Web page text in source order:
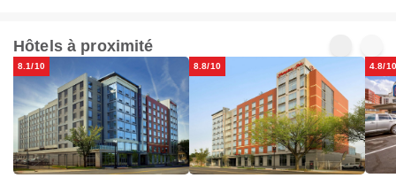
Hôtels à proximité
8.1/10 8.8/10 4.8/10